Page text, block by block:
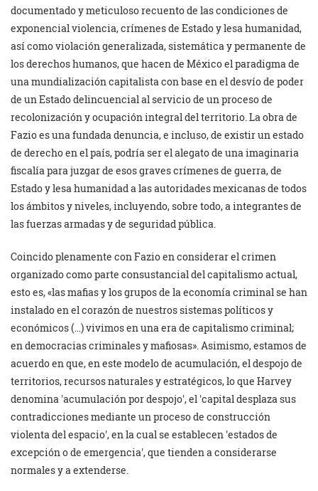
documentado y meticuloso recuento de las condiciones de
exponencial violencia, crímenes de Estado y lesa humanidad,
así como violación generalizada, sistemática y permanente de
los derechos humanos, que hacen de México el paradigma de
una mundialización capitalista con base en el desvío de poder
de un Estado delincuencial al servicio de un proceso de
recolonización y ocupación integral del territorio. La obra de
Fazio es una fundada denuncia, e incluso, de existir un estado
de derecho en el país, podría ser el alegato de una imaginaria
fiscalía para juzgar de esos graves crímenes de guerra, de
Estado y lesa humanidad a las autoridades mexicanas de todos
los ámbitos y niveles, incluyendo, sobre todo, a integrantes de
las fuerzas armadas y de seguridad pública.
Coincido plenamente con Fazio en considerar el crimen
organizado como parte consustancial del capitalismo actual,
esto es, «las mafias y los grupos de la economía criminal se han
instalado en el corazón de nuestros sistemas políticos y
económicos (…) vivimos en una era de capitalismo criminal;
en democracias criminales y mafiosas». Asimismo, estamos de
acuerdo en que, en este modelo de acumulación, el despojo de
territorios, recursos naturales y estratégicos, lo que Harvey
denomina acumulación por despojo, el capital desplaza sus
contradicciones mediante un proceso de construcción
violenta del espacio, en la cual se establecen estados de
excepción o de emergencia, que tienden a considerarse
normales y a extenderse.